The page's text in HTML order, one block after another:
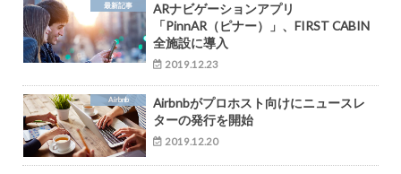
最新記事
ARナビゲーションアプリ
「PinnAR（ピナー）」、FIRST CABIN
全施設に導入
2019.12.23
Airbnb
Airbnbがプロホスト向けにニュースレ
ターの発行を開始
2019.12.20